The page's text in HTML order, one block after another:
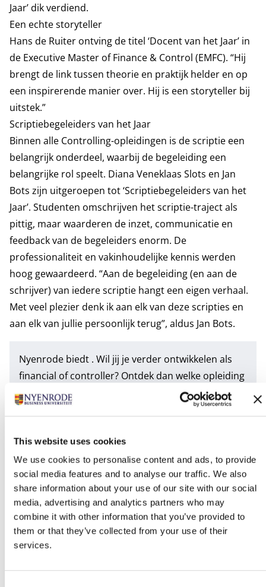
This website uses cookies
We use cookies to personalise content and ads, to provide
social media features and to analyse our traffic. We also
share information about your use of our site with our social
media, advertising and analytics partners who may
combine it with other information that you’ve provided to
them or that they’ve collected from your use of their
services.
Jaar’ dik verdiend.
Een echte storyteller
Hans de Ruiter ontving de titel ‘Docent van het Jaar’ in
de Executive Master of Finance & Control (EMFC). “Hij
brengt de link tussen theorie en praktijk helder en op
een inspirerende manier over. Hij is een storyteller bij
uitstek.”
Scriptiebegeleiders van het Jaar
Binnen alle Controlling-opleidingen is de scriptie een
belangrijk onderdeel, waarbij de begeleiding een
belangrijke rol speelt. Diana Veneklaas Slots en Jan
Bots zijn uitgeroepen tot ‘Scriptiebegeleiders van het
Jaar’. Studenten omschrijven het scriptie-traject als
pittig, maar waarderen de inzet, communicatie en
feedback van de begeleiders enorm. De
professionaliteit en vakinhoudelijke kennis werden
hoog gewaardeerd. “Aan de begeleiding (en aan de
schrijver) van iedere scriptie hangt een eigen verhaal.
Met veel plezier denk ik aan elk van deze scripties en
aan elk van jullie persoonlijk terug”, aldus Jan Bots.
Nyenrode biedt . Wil jij je verder ontwikkelen als
financial of controller? Ontdek dan welke opleiding
het beste aansluit op je wensen en hbo- of wo-
vooropleiding.
Tags
Controlling
Digitaal Onderwijs
Executive Master of Finance & Control
Nyenrode Controlling
Onderwijs
Post-Bachelor Controlling (deeltijd)